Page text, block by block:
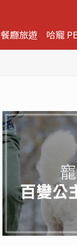
餐廳旅遊 哈寵